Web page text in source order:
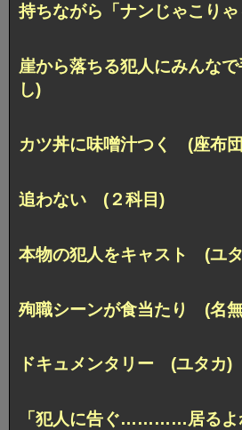
持ちながら 「ナンじゃこり
崖から落ちる犯人にみんな
し)
カツ丼に味噌汁つく (座布
追わない (２科目)
本物の犯人をキャスト (ユ
殉職シーンが食当たり (名
ドキュメンタリー (ユタカ)
「犯人に告ぐ…………居る